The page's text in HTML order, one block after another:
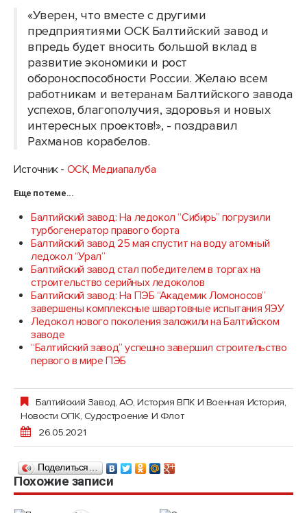
«Уверен, что вместе с другими
предприятиями ОСК Балтийский завод и
впредь будет вносить большой вклад в
развитие экономики и рост
обороноспособности России. Желаю всем
работникам и ветеранам Балтийского завода
успехов, благополучия, здоровья и новых
интересных проектов!», - поздравил
Рахманов корабелов.
Источник - ОСК, Медиапалуба
Еще по теме...
Балтийский завод: На ледокол “Сибирь” погрузили
турбогенератор правого борта
Балтийский завод 25 мая спустит на воду атомный
ледокол “Урал”
Балтийский завод стал победителем в торгах на
строительство серийных ледоколов
Балтийский завод: На ПЭБ “Академик Ломоносов”
завершены комплексные швартовные испытания ЯЭУ
Ледокол нового поколения заложили на Балтийском
заводе
“Балтийский завод” успешно завершил строительство
первого в мире ПЭБ
Балтийский Завод, АО,История ВПК И Военная История,
Новости ОПК, Судостроение И Флот
26.05.2021
Поделиться…
Похожие записи